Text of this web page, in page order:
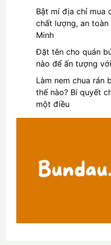
Bật mí địa chỉ mua
chất lượng, an toàn
Minh
Đặt tên cho quán
nào để ấn tượng
Làm nem chua rán
thế nào? Bí quyết
một điều